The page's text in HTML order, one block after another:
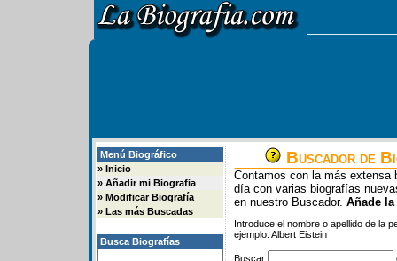
Menú Biográfico
» Inicio
» Añadir mi Biografia
» Modificar Biografía
» Las más Buscadas
Busca Biografías
Buscador de
Contamos con la más extensa
día con varias biografías
en nuestro Buscador. Añade
Introduce el nombre o apellido de la
ejemplo: Albert Eistein
Buscar